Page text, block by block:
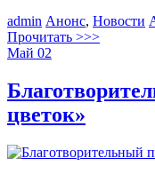
admin Анонс, Новости
Прочитать >>>
Май 02
цветок»